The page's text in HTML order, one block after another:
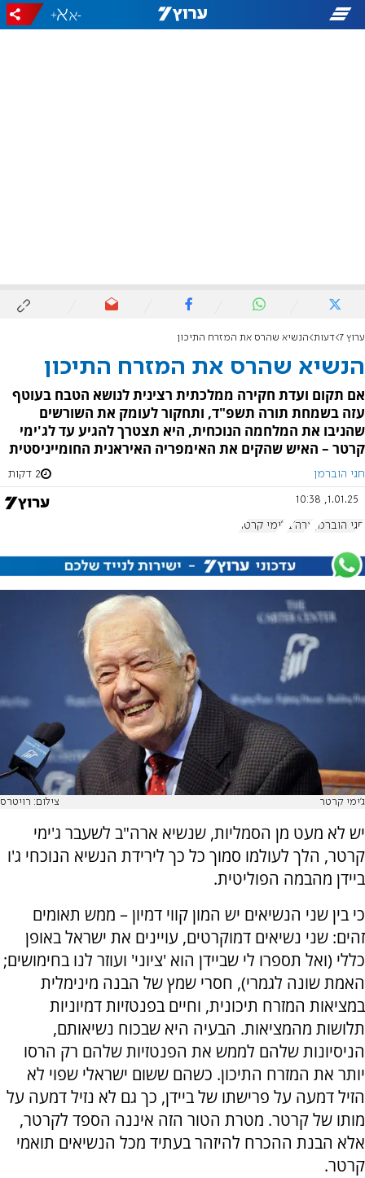
-
+
ערוץ 7 דעות הנשיא שהרס את המזרח התיכון
הנשיא שהרס את המזרח התיכון
אם תקום ועדת חקירה ממלכתית רצינית לנושא הטבח בעוטף
עזה בשמחת תורה תשפ"ד, ותחקור לעומק את השורשים
שהניבו את המלחמה הנוכחית, היא תצטרך להגיע עד לג'ימי
קרטר – האיש שהקים את האימפריה האיראנית החומייניסטית
חגי הוברמן 2 דקות
1.01.25, 10:38
חגי הוברמן ארה"ב ג'ימי קרטר
ג'ימי קרטר צילום: רויטרס
יש לא מעט מן הסמליות, שנשיא ארה"ב לשעבר ג'ימי
קרטר, הלך לעולמו סמוך כל כך לירידת הנשיא הנוכחי ג'ו
ביידן מהבמה הפוליטית.
כי בין שני הנשיאים יש המון קווי דמיון – ממש תאומים
זהים: שני נשיאים דמוקרטים, עויינים את ישראל באופן
כללי (ואל תספרו לי שביידן הוא 'ציוני' ועוזר לנו בחימושים;
האמת שונה לגמרי), חסרי שמץ של הבנה מינימלית
במציאות המזרח תיכונית, וחיים בפנטזיות דמיוניות
תלושות מהמציאות. הבעיה היא שבכוח נשיאותם,
הניסיונות שלהם לממש את הפנטזיות שלהם רק הרסו
יותר את המזרח התיכון. כשהם ששום ישראלי שפוי לא
הזיל דמעה על פרישתו של ביידן, כך גם לא נזיל דמעה על
מותו של קרטר. מטרת הטור הזה איננה הספד לקרטר,
אלא הבנת ההכרח להיזהר בעתיד מכל הנשיאים תואמי
קרטר.